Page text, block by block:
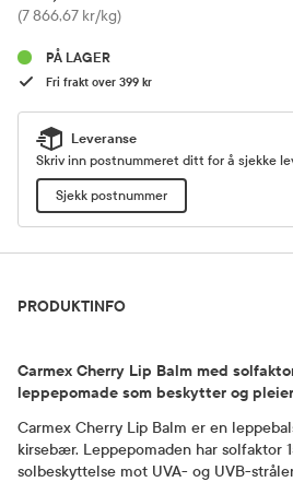
Pris
(7 866,67 kr/kg)
PÅ LAGER
Fri frakt over 399 kr
Leveranse
Skriv inn postnummeret ditt for å sjekke
Sjekk postnummer
PRODUKTINFO
Carmex Cherry Lip Balm med
leppepomade som beskytter og
Carmex Cherry Lip Balm er en
kirsebær. Leppepomaden har solfaktor
solbeskyttelse mot UVA- og UVB-